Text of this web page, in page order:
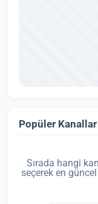
Popüler Kanallar
Sırada hangi
seçerek en